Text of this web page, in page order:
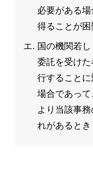
必要がある
得ることが困
国の機関若
委託を受け
行すること
場合であっ
より当該事
れがあるとき